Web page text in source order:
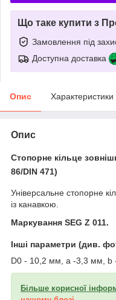
Що таке купити з
Замовлення під
Доступна доставка
Опис Характеристики
Опис
Стопорне кільце
86/DIN 471)
Універсальне стопорне
із канавкою.
Маркування SEG Z 011.
Інші параметри (див.
D0 - 10,2 мм, a -3,3 мм,
Більше корисної